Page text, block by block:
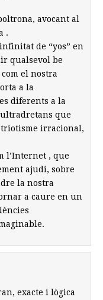
avocant al
.
de “yos” en
qualsevol be
el nostra
a la
diferents a la
que
irracional,
l’Internet , que
ajudi, sobre
la nostra
a caure en un
exacte i lògica